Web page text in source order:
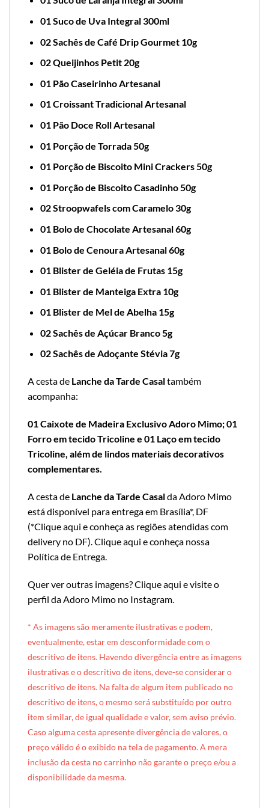
01 Suco de Uva Integral 300ml
02 Sachês de Café Drip Gourmet 10g
02 Queijinhos Petit 20g
01 Pão Caseirinho Artesanal
01 Croissant Tradicional Artesanal
01 Pão Doce Roll Artesanal
01 Porção de Torrada 50g
01 Porção de Biscoito Mini Crackers 50g
01 Porção de Biscoito Casadinho 50g
02 Stroopwafels com Caramelo 30g
01 Bolo de Chocolate Artesanal 60g
01 Bolo de Cenoura Artesanal 60g
01 Blister de Geléia de Frutas 15g
01 Blister de Manteiga Extra 10g
01 Blister de Mel de Abelha 15g
02 Sachês de Açúcar Branco 5g
02 Sachês de Adoçante Stévia 7g
A cesta de Lanche da Tarde Casaltambém
acompanha:
01 Caixote de Madeira Exclusivo Adoro Mimo; 01
Forro em tecido Tricoline e 01 Laço em tecido
Tricoline, além de lindos materiais decorativos
complementares.
A cesta de Lanche da Tarde Casalda Adoro Mimo
está disponível para entrega em Brasília*, DF
(*Clique aqui e conheça as regiões atendidas com
delivery no DF).Clique aqui e conheça nossa
Política de Entrega.
Quer ver outras imagens?Clique aqui e visite o
perfil da Adoro Mimo no Instagram
* As imagens são meramente ilustrativas e podem,
eventualmente, estar em desconformidade com o
descritivo de itens. Havendo divergência entre as imagens
ilustrativas e o descritivo de itens, deve-se considerar o
descritivo de itens. Na falta de algum item publicado no
descritivo de itens, o mesmo será substituído por outro
item similar, de igual qualidade e valor, sem aviso prévio.
Caso alguma cesta apresente divergência de valores, o
preço válido é o exibido na tela de pagamento. A mera
inclusão da cesta no carrinho não garante o preço e/ou a
disponibilidade da mesma.